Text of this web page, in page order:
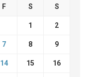
F S S
1 2
7 8 9
14 15 16